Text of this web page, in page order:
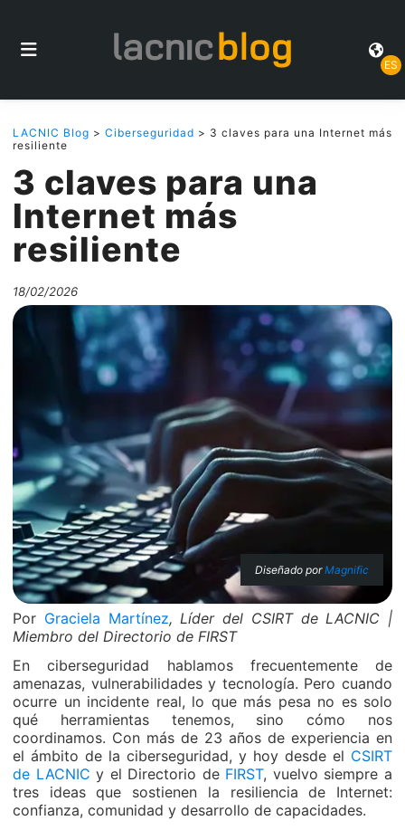
ES
LACNIC Blog > Ciberseguridad > 3 claves para una Internet más
resiliente
3 claves para una
Internet más
resiliente
18/02/2026
Diseñado porMagnific
Por Graciela Martínez, Líder del CSIRT de LACNIC |
Miembro del Directorio de FIRST
En ciberseguridad hablamos frecuentemente de
amenazas, vulnerabilidades y tecnología. Pero cuando
ocurre un incidente real, lo que más pesa no es solo
qué herramientas tenemos, sino cómo nos
coordinamos. Con más de 23 años de experiencia en
el ámbito de la ciberseguridad, y hoy desde el CSIRT
de LACNIC y el Directorio de FIRST, vuelvo siempre a
tres ideas que sostienen la resiliencia de Internet:
confianza, comunidad y desarrollo de capacidades.